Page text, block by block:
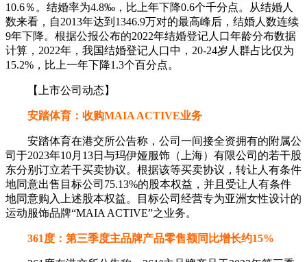
10.6％。结婚率为4.8‰，比上年下降0.6个千分点。从结婚人
数来看，自2013年达到1346.9万对的最高峰后，结婚人数连续
9年下降。根据公报公布的2022年结婚登记人口年龄分布数据
计算，2022年，我国结婚登记人口中，20-24岁人群占比仅为
15.2%，比上一年下降1.3个百分点。
【上市公司动态】
安踏体育：收购MAIA ACTIVE业务
安踏体育在港交所公告称，公司一间接全资拥有的附属公
司于2023年10月13日与玛伊娅服饰（上海）有限公司的若干股
东分别订立若干买卖协议。根据该等买卖协议，转让人有条件
地同意出售目标公司75.13%的股本权益，并且受让人有条件
地同意购入上述股本权益。目标公司经营专为亚洲女性设计的
运动服饰品牌“MAIA ACTIVE”之业务。
361度：第三季度主品牌产品零售额同比增长约15%